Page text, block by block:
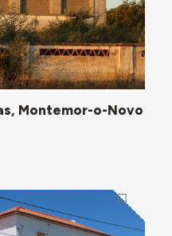
Montemor-o-Novo